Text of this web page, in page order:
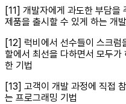
[11] 개발자에게 과도한 부담
제품을 출시할 수 있게 하는 개
[12] 럭비에서 선수들이 스크럼
할에서 최선을 다하면서 모두가
한 기법
[13] 고객이 개발 과정에 직접
는 프로그래밍 기법